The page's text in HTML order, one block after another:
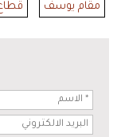
مقام يوسف